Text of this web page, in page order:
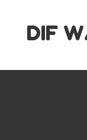
DIF